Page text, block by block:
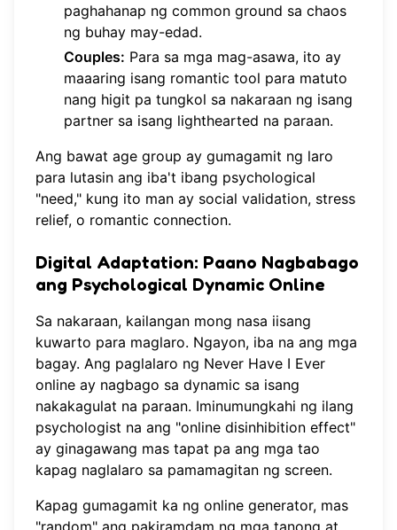
paghahanap ng common ground sa chaos
ng buhay may-edad.
Couples: Para sa mga mag-asawa, ito ay
maaaring isang romantic tool para matuto
nang higit pa tungkol sa nakaraan ng isang
partner sa isang lighthearted na paraan.
Ang bawat age group ay gumagamit ng laro
para lutasin ang iba't ibang psychological
"need," kung ito man ay social validation, stress
relief, o romantic connection.
Digital Adaptation: Paano Nagbabago
ang Psychological Dynamic Online
Sa nakaraan, kailangan mong nasa iisang
kuwarto para maglaro. Ngayon, iba na ang mga
bagay. Ang paglalaro ng Never Have I Ever
online ay nagbago sa dynamic sa isang
nakakagulat na paraan. Iminumungkahi ng ilang
psychologist na ang "online disinhibition effect"
ay ginagawang mas tapat pa ang mga tao
kapag naglalaro sa pamamagitan ng screen.
Kapag gumagamit ka ng online generator, mas
"random" ang pakiramdam ng mga tanong at